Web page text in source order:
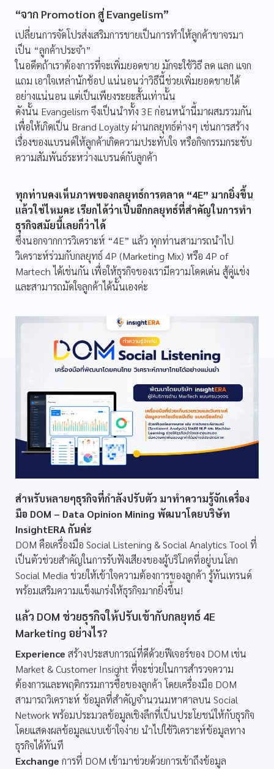
“จาก Promotion สู่ Evangelism”
เปลี่ยนการจัดโปรส่งเสริมการขายเป็นการทำให้ลูกค้าขาจรมา
เป็น “ลูกค้าประจำ”
ในอดีตถ้าเราต้องการที่จะเพิ่มยอดขาย มักจะใช้วิธี ลด แลก แจก
แถม เอาใจเหล่านักช้อป แน่นอนว่าวิธีนี้ช่วยเพิ่มยอดขายได้
อย่างแน่นอน แต่เป็นเพียงระยะสั้นเท่านั้น
ดังนั้น Evangelism จึงเป็นนำทั้ง 3E ก่อนหน้านี้มาผสมรวมกัน
เพื่อให้เกิดเป็น Brand Loyalty ผ่านกลยุทธ์ต่างๆ เช่นการสร้าง
เรื่องของแบรนด์ให้ลูกค้าเกิดความประทับใจ หรือกิจกรรมกระชับ
ความสัมพันธ์ระหว่างแบรนด์กับลูกค้า
ทุกท่านคงเห็นภาพของกลยุทธ์การตลาด “4E” มากยิ่งขึ้น
แล้วใช่ไหมคะ เรียกได้ว่าเป็นอีกกลยุทธ์ที่สำคัญในการทำ
ธุรกิจสมัยนี้เลยก็ว่าได้
ซึ่งนอกจากการวิเคราะห์ “4E” แล้ว ทุกท่านสามารถนำไป
วิเคราะห์ร่วมกับกลยุทธ์ 4P (Marketing Mix) หรือ 4P of
Martech ได้เช่นกัน เพื่อให้ธุรกิจของเรามีความโดดเด่น สู้คู่แข่ง
และสามารถมัดใจลูกค้าได้นั้นเองค่ะ
สำหรับหลายๆธุรกิจที่กำลังปรับตัว มาทำความรู้จักเครื่อง
มือ DOM – Data Opinion Mining พัฒนาโดยบริษัท
InsightERA กันค่ะ
DOM คือเครื่องมือ Social Listening & Social Analytics Tool ที่
เป็นตัวช่วยสำคัญในการรับฟังเสียงของผู้บริโภคที่อยู่บนโลก
Social Media ช่วยให้เข้าใจความต้องการของลูกค้า รู้ทันเทรนด์
พร้อมเสริมความแข็งแกร่งให้ธุรกิจมากยิ่งขึ้น!
แล้ว DOM ช่วยธุรกิจให้ปรับเข้ากับกลยุทธ์ 4E
Marketing อย่างไร?
Experience สร้างประสบการณ์ที่ดีด้วยฟีเจอร์ของ DOM เช่น
Market & Customer Insight ที่จะช่วยในการสำรวจความ
ต้องการและพฤติกรรมการซื้อของลูกค้า โดยเครื่องมือ DOM
สามารถวิเคราะห์ ข้อมูลที่สำคัญจำนวนมหาศาลบน Social
Network พร้อมประมวลข้อมูลเชิงลึกที่เป็นประโยชน์ให้กับธุรกิจ
โดยแสดงผลข้อมูลแบบเข้าใจง่าย นำไปใช้วิเคราะห์ข้อมูลทาง
ธุรกิจได้ทันที
Exchange การที่ DOM เข้ามาช่วยด้วยการเข้าถึงข้อมูล